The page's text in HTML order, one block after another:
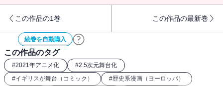
この作品の1巻 この作品の最新巻
続巻を自動購入
この作品のタグ
#2021年アニメ化 #2.5次元舞台化
#イギリスが舞台（コミック） #歴史系漫画（ヨーロッパ）